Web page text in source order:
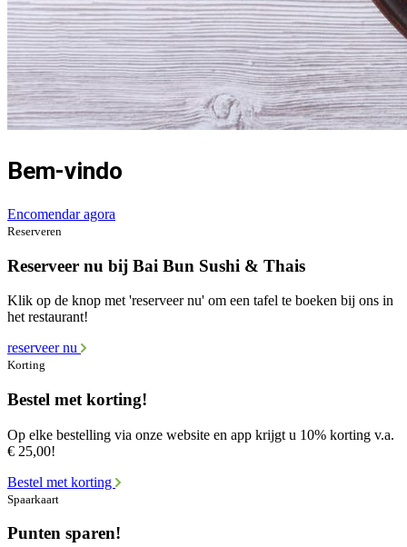
Bem-vindo
Encomendar agora
Reserveren
Reserveer nu bij Bai Bun Sushi & Thais
Klik op de knop met 'reserveer nu' om een tafel te boeken bij ons in
het restaurant!
reserveer nu
Korting
Bestel met korting!
Op elke bestelling via onze website en app krijgt u 10% korting v.a.
€ 25,00!
Bestel met korting
Spaarkaart
Punten sparen!